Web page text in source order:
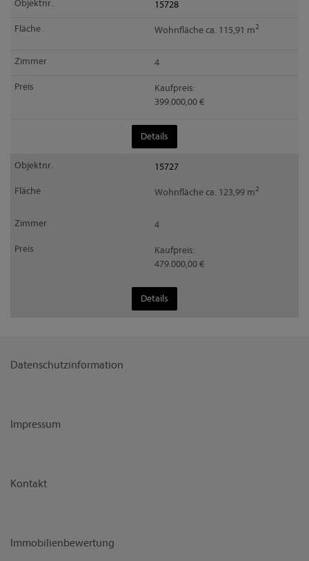
15728
Wohnfläche ca. 115,91 m2
4
Kaufpreis:
399.000,00 €
Details
15727
Wohnfläche ca. 123,99 m2
4
Kaufpreis:
479.000,00 €
Details
Datenschutzinformation
Impressum
Kontakt
Immobilienbewertung